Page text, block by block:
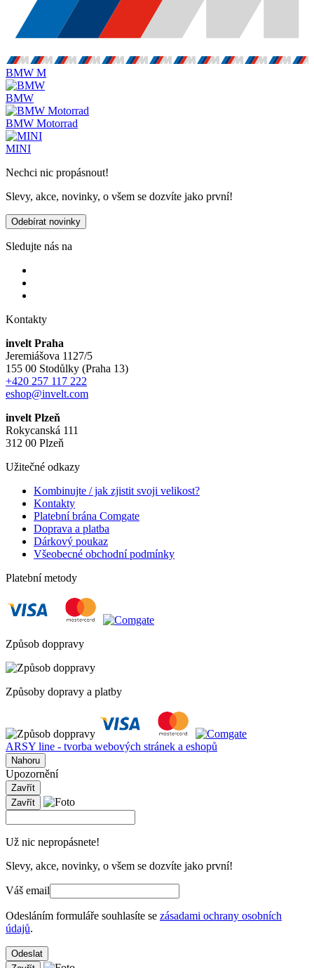
BMW M
BMW
BMW Motorrad
MINI
Nechci nic propásnout!
Slevy, akce, novinky, o všem se dozvíte jako první!
Odebírat novinky
Sledujte nás na
Kontakty
invelt Praha
Jeremiášova 1127/5
155 00 Stodůlky (Praha 13)
+420 257 117 222
eshop@invelt.com
invelt Plzeň
Rokycanská 111
312 00 Plzeň
Užitečné odkazy
Kombinujte / jak zjistit svoji velikost?
Kontakty
Platební brána Comgate
Doprava a platba
Dárkový poukaz
Všeobecné obchodní podmínky
Platební metody
Způsob doppravy
Způsoby dopravy a platby
ARSY line - tvorba webových stránek a eshopů
Nahoru
Upozornění
Zavřít
Zavřít
Už nic nepropásnete!
Slevy, akce, novinky, o všem se dozvíte jako první!
Váš email
Odesláním formuláře souhlasíte se zásadami ochrany osobních
údajů.
Odeslat